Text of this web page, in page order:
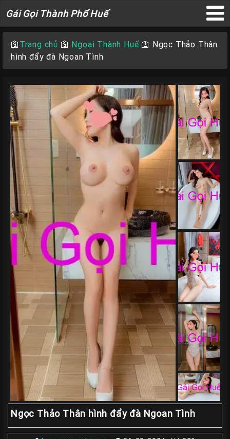
Gái Gọi Thành Phố Huế
Gái
Phố
Huế
×
Trang
Chủ
Gái
gọi
Huế
Gái
Gọi
Huế
Giá
Rẽ
Gái
Gọi
Sinh
Viên
Huế
Gái
Gọi
Huế
Kiểm
Định
HƯỚNG
DẪN
CHECKER
🛐 Trang chủ 🛐 Ngoại Thành Huế🛐 Ngọc Thảo Thân
hình đẩy đà Ngoan Tình
Ngọc Thảo Thân hình đẩy đà Ngoan Tình